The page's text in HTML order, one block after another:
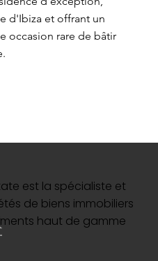
d'Ibiza et offrant un
occasion rare de bâtir
est la spécialiste et
de biens immobiliers
haut de gamme